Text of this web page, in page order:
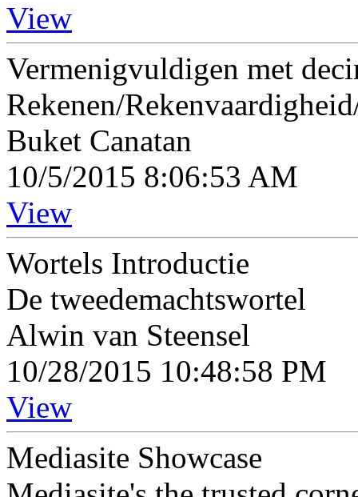
View
Vermenigvuldigen met
Rekenen/
Buket Canatan
10/5/2015 8:06:53 AM
View
Wortels Introductie
De tweedemachtswortel
Alwin van Steensel
10/28/2015 10:48:58 PM
View
Mediasite Showcase